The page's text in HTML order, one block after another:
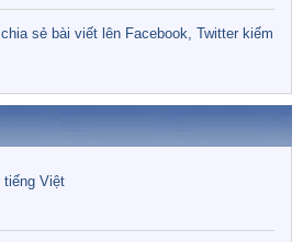
sẻ bài viết lên Facebook, Twitter kiếm
Việt